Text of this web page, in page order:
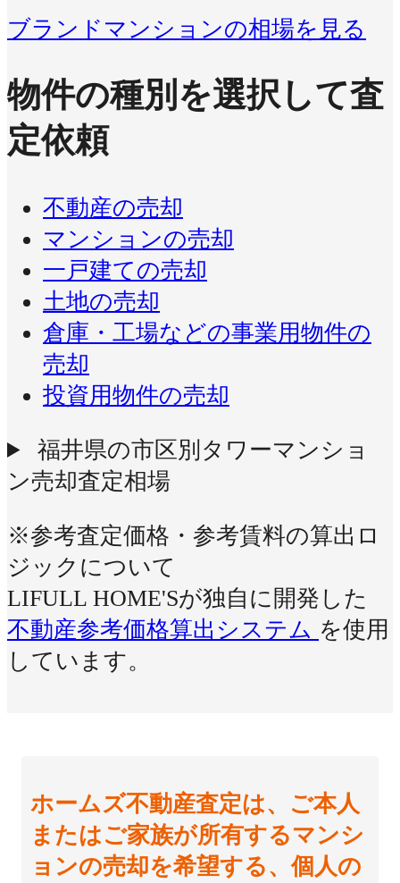
ブランドマンションの相場を見る
物件の種別を選択して査
定依頼
不動産の売却
マンションの売却
一戸建ての売却
土地の売却
倉庫・工場などの事業用物件の
売却
投資用物件の売却
福井県の市区別タワーマンショ
ン売却査定相場
※参考査定価格・参考賃料の算出ロ
ジックについて
LIFULL HOME'Sが独自に開発した
不動産参考価格算出システム を使用
しています。
ホームズ不動産査定は、ご本人
またはご家族が所有するマンシ
ョンの売却を希望する、個人の